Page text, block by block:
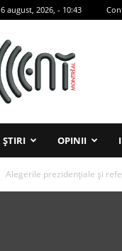
6 august, 2026, - 10:43
ȘTIRI OPINII
Alegerile prezidențiale și